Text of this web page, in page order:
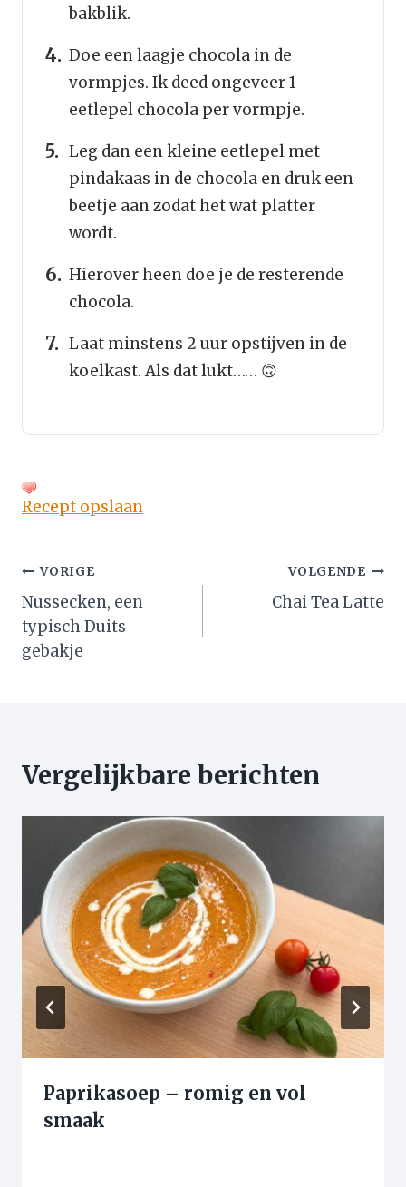
bakblik.
Doe een laagje chocola in de
vormpjes. Ik deed ongeveer 1
eetlepel chocola per vormpje.
Leg dan een kleine eetlepel met
pindakaas in de chocola en druk een
beetje aan zodat het wat platter
wordt.
Hierover heen doe je de resterende
chocola.
Laat minstens 2 uur opstijven in de
koelkast. Als dat lukt…… 🙃
Recept opslaan
Bericht
navigatie
VORIGE
Nussecken, een
typisch Duits
gebakje
VOLGENDE
Chai Tea Latte
Vergelijkbare berichten
Paprikasoep – romig en vol
smaak